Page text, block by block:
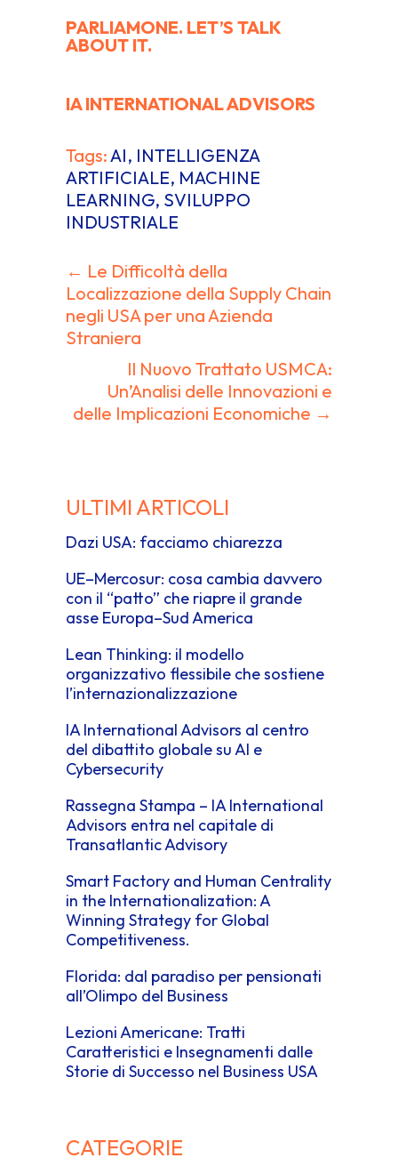
PARLIAMONE. LET’S TALK
ABOUT IT.
IA INTERNATIONAL ADVISORS
Tags:AI, INTELLIGENZA
ARTIFICIALE, MACHINE
LEARNING, SVILUPPO
INDUSTRIALE
Navigazione
articoli
← Le Difficoltà della
Localizzazione della Supply Chain
negli USA per una Azienda
Straniera
Il Nuovo Trattato USMCA:
Un’Analisi delle Innovazioni e
delle Implicazioni Economiche →
ULTIMI ARTICOLI
Dazi USA: facciamo chiarezza
UE–Mercosur: cosa cambia davvero
con il “patto” che riapre il grande
asse Europa–Sud America
Lean Thinking: il modello
organizzativo flessibile che sostiene
l’internazionalizzazione
IA International Advisors al centro
del dibattito globale su AI e
Cybersecurity
Rassegna Stampa – IA International
Advisors entra nel capitale di
Transatlantic Advisory
Smart Factory and Human Centrality
in the Internationalization: A
Winning Strategy for Global
Competitiveness.
Florida: dal paradiso per pensionati
all’Olimpo del Business
Lezioni Americane: Tratti
Caratteristici e Insegnamenti dalle
Storie di Successo nel Business USA
CATEGORIE